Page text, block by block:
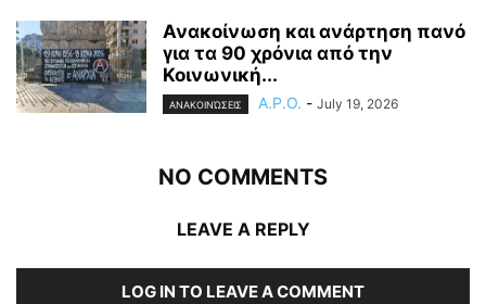
Ανακοίνωση και ανάρτηση πανό
για τα 90 χρόνια από την
Κοινωνική...
ΑΝΑΚΟΙΝΏΣΕΙΣ A.P.O. - July 19, 2026
NO COMMENTS
LEAVE A REPLY
LOG IN TO LEAVE A COMMENT